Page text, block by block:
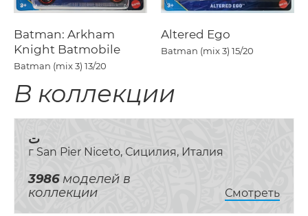
Batman: Arkham
Knight Batmobile
Batman (mix 3) 13/20
Altered Ego
Batman (mix 3) 15/20
В коллекции
ت
г San Pier Niceto, Сицилия, Италия
3986моделей в
коллекции
Смотреть